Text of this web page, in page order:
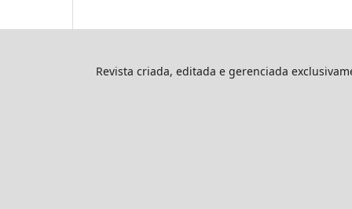
Revista criada, editada e gerenciada